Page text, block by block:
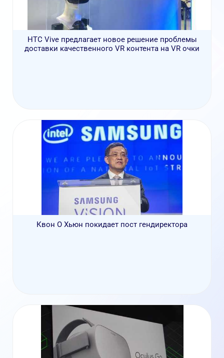
HTC Vive предлагает новое решение проблемы
доставки качественного VR контента на VR очки
Квон О Хьюн покидает пост гендиректора